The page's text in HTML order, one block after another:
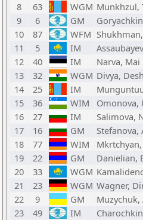
8
63 WGM Munkhzul,
9
6 GM
10
87 WFM
11
5 IM
12
40 IM Narva, Mai
13
32 WGM Divya,
14
25 IM
15
36 WIM Omonova,
16
27 IM Salimova,
17
16 GM Stefanova,
18
77 WIM
19
22 GM Danielian,
20
33 WGM
21
23 WGM Wagner,
22
9 GM Muzychuk,
23
49 IM